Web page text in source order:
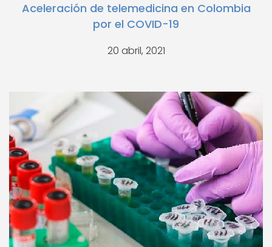
Aceleración de telemedicina en Colombia
por el COVID-19
20 abril, 2021